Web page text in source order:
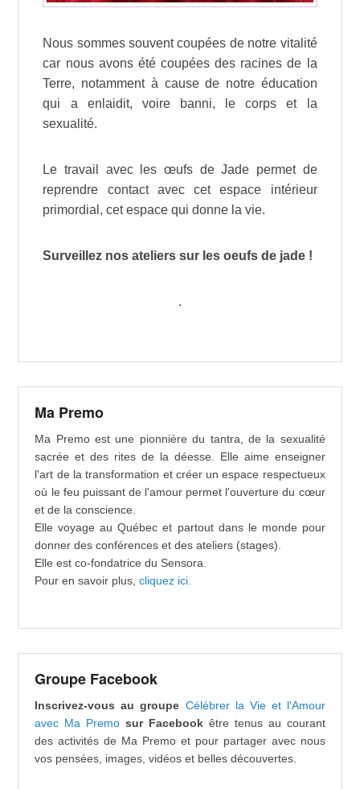
Nous sommes souvent coupées de notre vitalité
car nous avons été coupées des racines de la
Terre, notamment à cause de notre éducation
qui a enlaidit, voire banni, le corps et la
sexualité.
Le travail avec les œufs de Jade permet de
reprendre contact avec cet espace intérieur
primordial, cet espace qui donne la vie.
Surveillez nos ateliers sur les oeufs de jade !
.
Ma Premo
Ma Premo est une pionnière du tantra, de la sexualité
sacrée et des rites de la déesse. Elle aime enseigner
l'art de la transformation et créer un espace respectueux
où le feu puissant de l'amour permet l'ouverture du cœur
et de la conscience.
Elle voyage au Québec et partout dans le monde pour
donner des conférences et des ateliers (stages).
Elle est co-fondatrice du Sensora.
Pour en savoir plus,cliquez ici.
Groupe Facebook
Inscrivez-vous au groupe Célébrer la Vie et l'Amour
avec Ma Premo sur Facebook être tenus au courant
des activités de Ma Premo et pour partager avec nous
vos pensées, images, vidéos et belles découvertes.